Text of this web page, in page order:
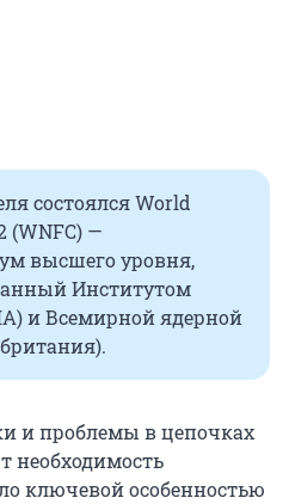
состоялся World
(WNFC) —
высшего уровня,
Институтом
и Всемирной ядерной
и проблемы в цепочках
необходимость
ключевой особенностью